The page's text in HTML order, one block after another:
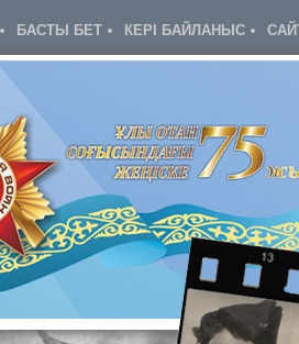
БАСТЫ БЕТ КЕРІ БАЙЛАНЫС